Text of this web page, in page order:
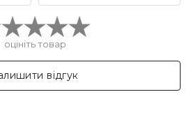
оцініть товар
відгук